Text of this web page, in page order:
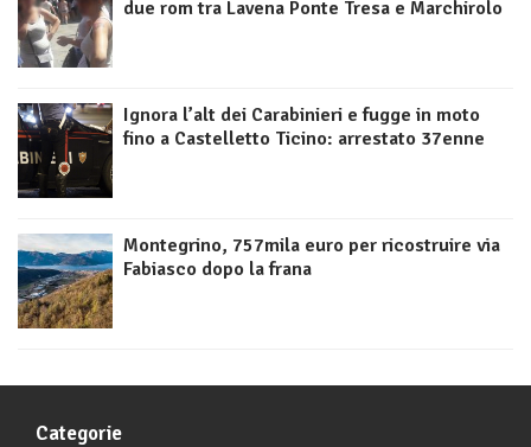
due rom tra Lavena Ponte Tresa e Marchirolo
Ignora l’alt dei Carabinieri e fugge in moto
fino a Castelletto Ticino: arrestato 37enne
Montegrino, 757mila euro per ricostruire via
Fabiasco dopo la frana
Categorie